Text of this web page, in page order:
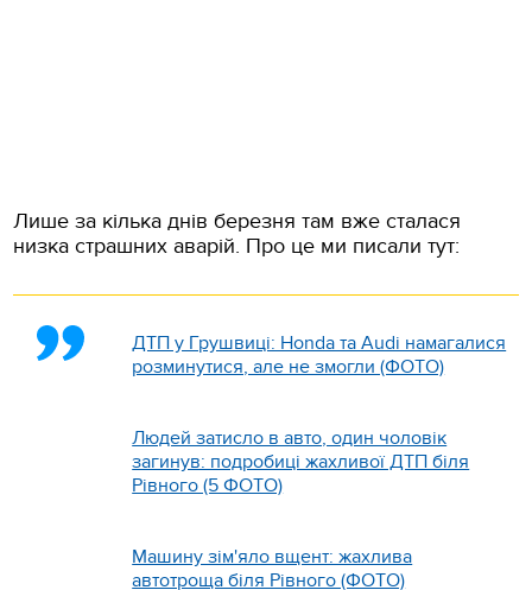
Лише за кілька днів березня там вже сталася
низка страшних аварій. Про це ми писали тут:
ДТП у Грушвиці: Honda та Audi намагалися
розминутися, але не змогли (ФОТО)
Людей затисло в авто, один чоловік
загинув: подробиці жахливої ДТП біля
Рівного (5 ФОТО)
Машину зім'яло вщент: жахлива
автотроща біля Рівного (ФОТО)